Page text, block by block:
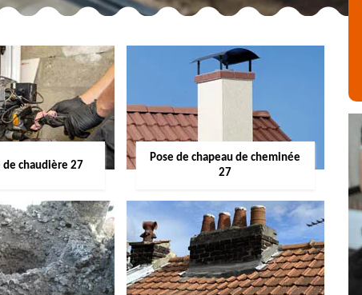
de chaudière 27
Pose de chapeau de cheminée
27